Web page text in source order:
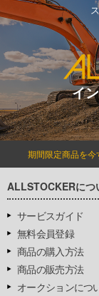
イ
期間限定商品を今
ALLSTOCKERにつ
サービスガイド
無料会員登録
商品の購入方法
商品の販売方法
オークションにつ